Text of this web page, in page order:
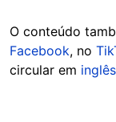
O conteúdo
Facebook, no
circular em inglês